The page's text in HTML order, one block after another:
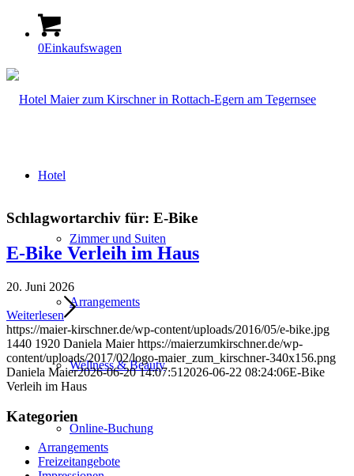
0Einkaufswagen
Hotel
Zimmer und Suiten
Arrangements
Wellness & Beauty
Online-Buchung
Schlagwortarchiv für: E-Bike
E-Bike Verleih im Haus
20. Juni 2026
Weiterlesen
https://maier-kirschner.de/wp-content/uploads/2016/05/e-bike.jpg
1440 1920 Daniela Maier https://maierzumkirschner.de/wp-
content/uploads/2017/02/logo-maier_zum_kirschner-340x156.png
Daniela Maier2026-06-20 14:07:51 2026-06-22 08:24:06E-Bike
Verleih im Haus
Kategorien
Arrangements
Freizeitangebote